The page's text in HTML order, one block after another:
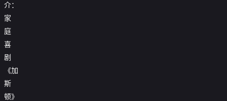
介：
家
庭
喜
剧
《加
斯
顿》